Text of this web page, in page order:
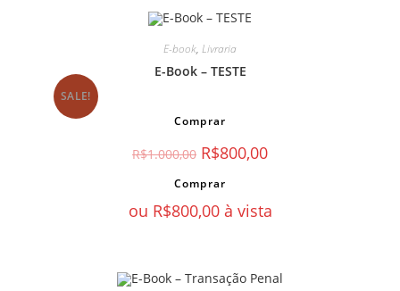
SALE!
E-book, Livraria
E-Book – TESTE
Comprar
R$1.000,00 R$800,00
Comprar
ou R$800,00 à vista